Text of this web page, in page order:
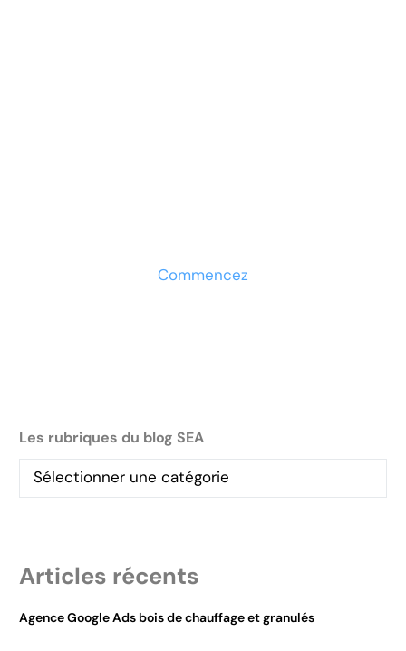
Commencez
Les rubriques du blog SEA
Articles récents
Agence Google Ads bois de chauffage et granulés